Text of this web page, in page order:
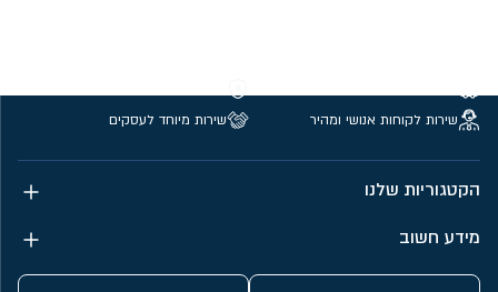
שירות לקוחות אנושי ומהיר
שירות מיוחד לעסקים
הקטגוריות שלנו
מידע חשוב